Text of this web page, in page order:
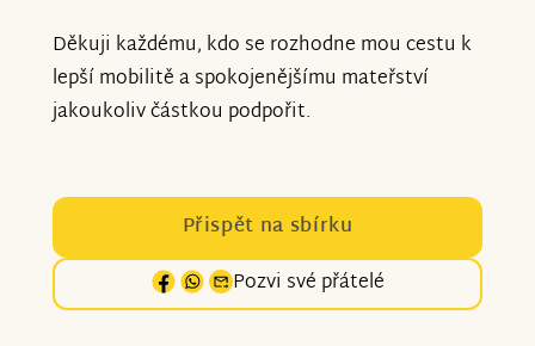
Děkuji každému, kdo se rozhodne mou cestu k
lepší mobilitě a spokojenějšímu mateřství
jakoukoliv částkou podpořit.
Přispět na sbírku
Pozvi své přátelé